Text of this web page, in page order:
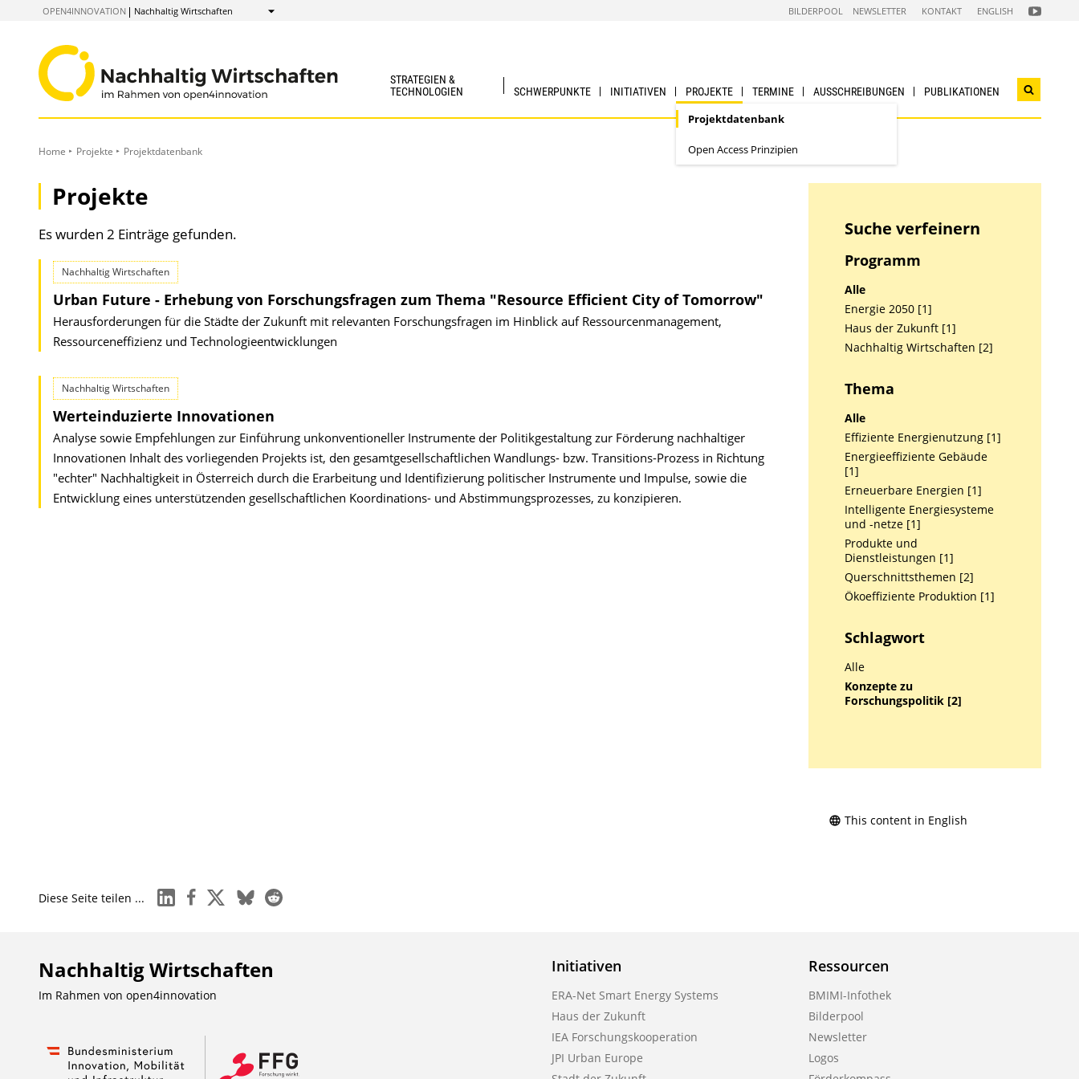
OPEN4INNOVATION Nachhaltig Wirtschaften
Anzeigen
BILDERPOOL NEWSLETTER KONTAKT ENGLISH FOLGEN
SIE
STRATEGIEN &
TECHNOLOGIEN
SCHWERPUNKTE INITIATIVEN PROJEKTE
Projektdatenbank
Open Access Prinzipien
TERMINE AUSSCHREIBUNGEN PUBLIKATIONEN
Home Projekte Projektdatenbank
Projekte
Es wurden 2 Einträge gefunden.
Nachhaltig Wirtschaften
Urban Future - Erhebung von Forschungsfragen zum Thema "Resource Efficient City of Tomorrow"
Herausforderungen für die Städte der Zukunft mit relevanten Forschungsfragen im Hinblick auf Ressourcenmanagement,
Ressourceneffizienz und Technologieentwicklungen
Nachhaltig Wirtschaften
Werteinduzierte Innovationen
Analyse sowie Empfehlungen zur Einführung unkonventioneller Instrumente der Politikgestaltung zur Förderung nachhaltiger
Innovationen Inhalt des vorliegenden Projekts ist, den gesamtgesellschaftlichen Wandlungs- bzw. Transitions-Prozess in Richtung
"echter" Nachhaltigkeit in Österreich durch die Erarbeitung und Identifizierung politischer Instrumente und Impulse, sowie die
Entwicklung eines unterstützenden gesellschaftlichen Koordinations- und Abstimmungsprozesses, zu konzipieren.
Suche verfeinern
Programm
Alle
Energie 2050 [1]
Haus der Zukunft [1]
Nachhaltig Wirtschaften [2]
Thema
Alle
Effiziente Energienutzung [1]
Energieeffiziente Gebäude
[1]
Erneuerbare Energien [1]
Intelligente Energiesysteme
und -netze [1]
Produkte und
Dienstleistungen [1]
Querschnittsthemen [2]
Ökoeffiziente Produktion [1]
Schlagwort
Alle
Konzepte zu
Forschungspolitik [2]
This content in English
Diese Seite teilen ... linkedinfacebook
x blueskyreddit
Nachhaltig Wirtschaften
Im Rahmen von open4innovation
Initiativen
ERA-Net Smart Energy Systems
Haus der Zukunft
IEA Forschungskooperation
JPI Urban Europe
Ressourcen
BMIMI-Infothek
Bilderpool
Newsletter
Logos